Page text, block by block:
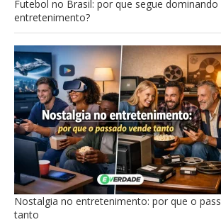
Futebol no Brasil: por que segue dominando
entretenimento?
Nostalgia no entretenimento: por que o
tanto